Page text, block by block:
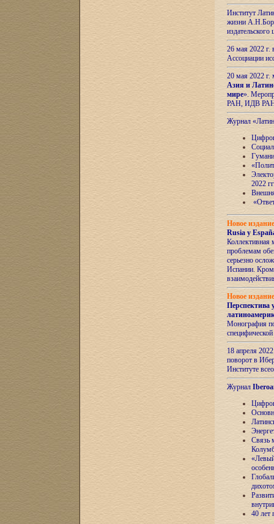
Институт
жизни
26 мая 2022
Ассоциации
20 мая 2022
Азия и
мире».
РАН, ИДВ
Журнал
2022
Новое
Rusia y
Коллективная
проблемам
серьезно
Испании.
Новое
Перспектива
Монография
18 апреля
поворот в
Институте
Журнал
Связь
40 лет